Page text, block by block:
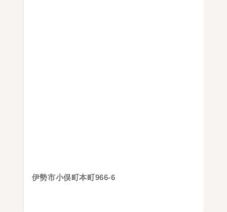
伊勢市小俣町本町966-6